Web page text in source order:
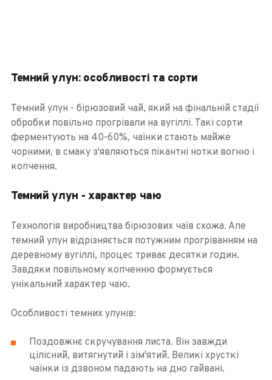
Темний улун: особливості та сорти
Темний улун - бірюзовий чай, який на фінальній стадії
обробки повільно прогрівали на вугіллі. Такі сорти
ферментують на 40-60%, чаїнки стають майже
чорними, в смаку з'являються пікантні нотки вогню і
копчення.
Темний улун - характер чаю
Технологія виробництва бірюзових чаїв схожа. Але
темний улун відрізняється потужним прогріванням на
деревному вугіллі, процес триває десятки годин.
Завдяки повільному копченню формується
унікальний характер чаю.
Особливості темних улунів:
Поздовжнє скручування листа. Він завжди
цілісний, витягнутий і зім'ятий. Великі хрусткі
чаїнки із дзвоном падають на дно гайвані.